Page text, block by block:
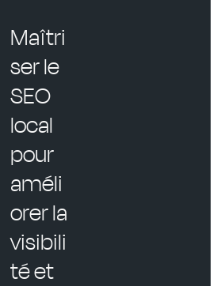
Maîtri
ser le
SEO
local
pour
améli
orer la
visibili
té et